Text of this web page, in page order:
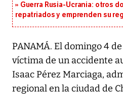
Guerra Rusia-Ucrania: otros
repatriados y emprenden su
PANAMÁ. El domingo 4
víctima de un accidente
Isaac Pérez Marciaga,
regional en la ciudad de